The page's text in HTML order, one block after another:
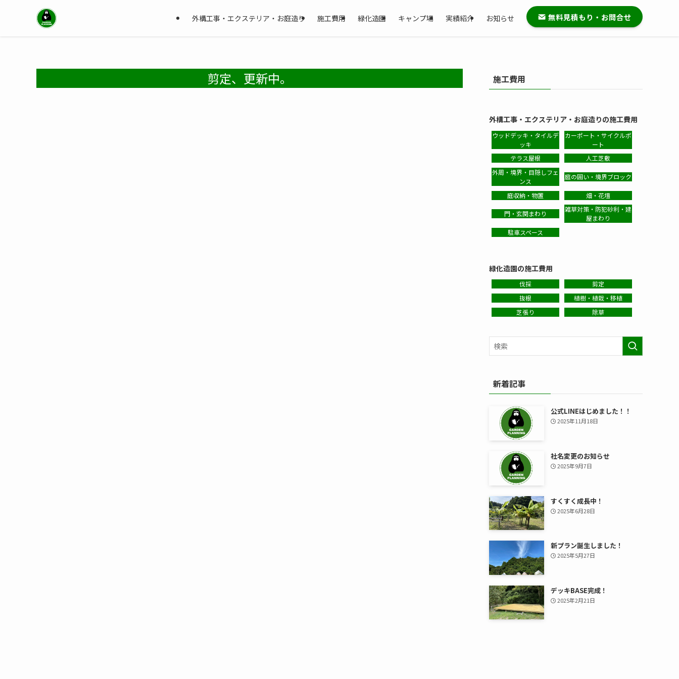
外構工事・エクステリア・お庭造り 施工費用 緑化造園 キャンプ場 実績紹介 お知らせ 無料見積もり・お問合せ
剪定、更新中。 施工費用
外構工事・エクステリア・お庭造りの施工費用
ウッドデッキ・タイルデ
ッキ
カーポート・サイクルポ
ート
テラス屋根
人工芝敷
外周・境界・目隠しフェ
ンス
庭の囲い・境界ブロック
庭収納・物置 畑・花壇
門・玄関まわり
雑草対策・防犯砂利・建
屋まわり
駐車スペース
緑化造園の施工費用
伐採
剪定
抜根
植樹・植栽・移植
芝張り
除草
新着記事
公式LINEはじめました！！
2025年11月18日
社名変更のお知らせ
2025年9月7日
すくすく成長中！
2025年6月28日
新プラン誕生しました！
2025年5月27日
デッキBASE完成！
2025年2月21日